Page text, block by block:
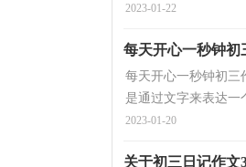
2023-01-22
每天开心一秒钟初
每天开心一秒钟初
是通过文字来表达一
2023-01-20
关于初三日记作文